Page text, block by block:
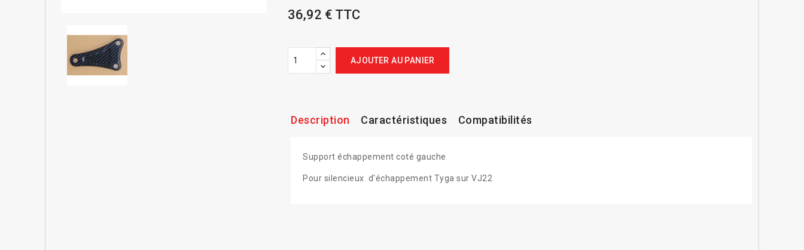
36,92 € TTC
AJOUTER AU PANIER
Description Caractéristiques Compatibilités
Support échappement coté gauche
Pour silencieux d'échappement Tyga sur VJ22